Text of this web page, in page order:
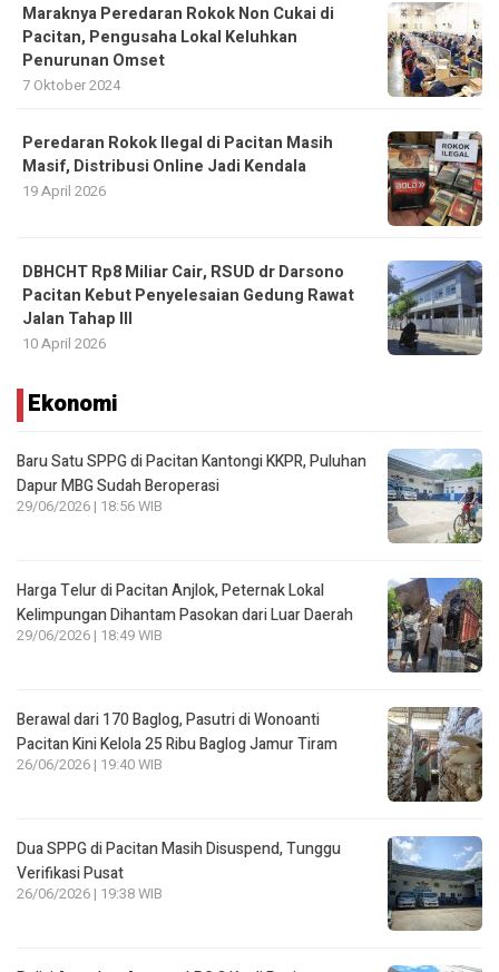
Maraknya Peredaran Rokok Non Cukai di
Pacitan, Pengusaha Lokal Keluhkan
Penurunan Omset
7 Oktober 2024
Peredaran Rokok Ilegal di Pacitan Masih
Masif, Distribusi Online Jadi Kendala
19 April 2026
DBHCHT Rp8 Miliar Cair, RSUD dr Darsono
Pacitan Kebut Penyelesaian Gedung Rawat
Jalan Tahap III
10 April 2026
Ekonomi
Baru Satu SPPG di Pacitan Kantongi KKPR, Puluhan
Dapur MBG Sudah Beroperasi
29/06/2026 | 18:56 WIB
Harga Telur di Pacitan Anjlok, Peternak Lokal
Kelimpungan Dihantam Pasokan dari Luar Daerah
29/06/2026 | 18:49 WIB
Berawal dari 170 Baglog, Pasutri di Wonoanti
Pacitan Kini Kelola 25 Ribu Baglog Jamur Tiram
26/06/2026 | 19:40 WIB
Dua SPPG di Pacitan Masih Disuspend, Tunggu
Verifikasi Pusat
26/06/2026 | 19:38 WIB